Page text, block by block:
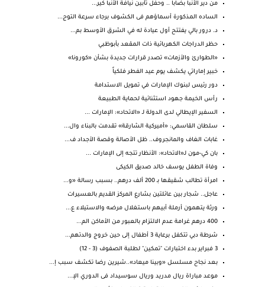
من دير الأنبا بضابا .. وحفل تأبين نيافة الأنبا كير...
الساده المذكورة أسماؤهم فى الكشوف برجاء سرعة التوج...
د. درور بالي يفتتح أول عيادة له في الشرق الأوسط بم...
حظر الدراجات الكهربائية ذات المقعد بأبوظبي
«الطوارئ والأزمات» تصدر قرارات جديدة بشأن «كورونا»
خبير إماراتي يكشف يوم عيد الفطر فلكياً
دور رئيس لبنوك الإمارات في تمويل الاستدامة
رأس الخيمة جهود استثنائية لحماية الطبيعة
السفير الإيطالي لدى الدولة لـ «الاتحاد»: الإمارات ...
سلطان القاسمي: «أميركية الشارقة» تقدمت بالبناء وال...
غابات الغاف والمانجروف.. ظل الأصالة وقصة الأجداد ف...
بان كي-مون لـ«الاتحاد»: الأنظار تتجه إلى الإمارات ...
وفاة الطفل يوسف خالد صديق الكيكى
امرأة تطالب شقيقها بـ 200 ألف درهم.. بسبب رسالة «و...
عاجل.. شجار بين عائلتين بشارع المركز القديم بالعسيرات
ورثة يتهمون أرملة أبيهم باستغلال مرضه والاستيلاء ع...
400 درهم غرامة عدم الالتزام بالعبور من الأماكن الم...
شرطة دبي تتكفل برعاية 3 أطفال إلى حين خروج والدتهم...
3 فبراير بدء اختبارات "تمكين" لطلبة الصفوف (3 - 12)
بعد نجاح مسلسل «وبينا ميعاد»..شيرين رضا تكشف سبب إ...
موعد مباراة ريال مدريد وريال سوسيداد فى الدوري الإ...